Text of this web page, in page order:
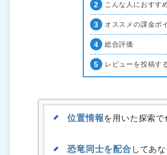
こんな人におすす
オススメの課金ポ
総合評価
レビューを投稿す
位置情報を用いた探索で
恐竜同士を配合 してあ